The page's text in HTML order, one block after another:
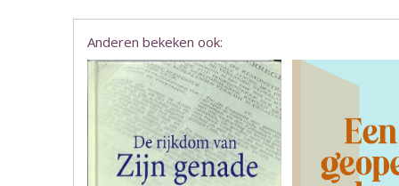
Anderen bekeken ook: